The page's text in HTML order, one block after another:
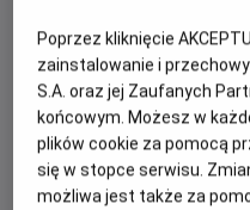
Benjamin Mousquet
Gdy wyjątkowy pół
sam i ma siostrę, a cały
ratunku, wyrusza w
Świątyni Świstaka. Tylko
ich los. Przed nim
Poprzez kliknięcie
zainstalowanie i
S.A. oraz jej Zaufanych
końcowym. Możesz w
plików cookie za pomocą
się w stopce serwisu.
możliwa jest także za